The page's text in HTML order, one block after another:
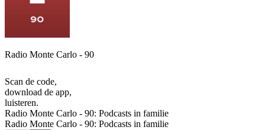
Radio Monte Carlo - 90
Scan de code,
download de app,
luisteren.
Radio Monte Carlo - 90: Podcasts in familie
Radio Monte Carlo - 90: Podcasts in familie